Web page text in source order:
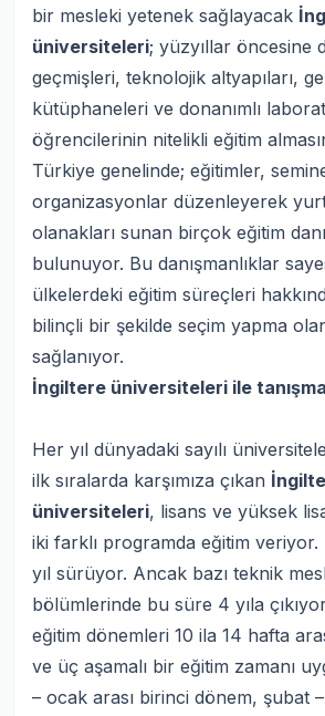
bir mesleki yetenek sağlayacak
üniversiteleri; yüzyıllar öncesine
geçmişleri, teknolojik altyapıları,
kütüphaneleri ve donanımlı
öğrencilerinin nitelikli eğitim
Türkiye genelinde; eğitimler,
organizasyonlar düzenleyerek
olanakları sunan birçok eğitim
bulunuyor. Bu danışmanlıklar
ülkelerdeki eğitim süreçleri
bilinçli bir şekilde seçim yapma
sağlanıyor.
İngiltere üniversiteleri ile
Her yıl dünyadaki sayılı
ilk sıralarda karşımıza çıkan
üniversiteleri, lisans ve yüksek
iki farklı programda eğitim veriyor.
yıl sürüyor. Ancak bazı teknik
bölümlerinde bu süre 4 yıla
eğitim dönemleri 10 ila 14 hafta
ve üç aşamalı bir eğitim zamanı
– ocak arası birinci dönem, şubat